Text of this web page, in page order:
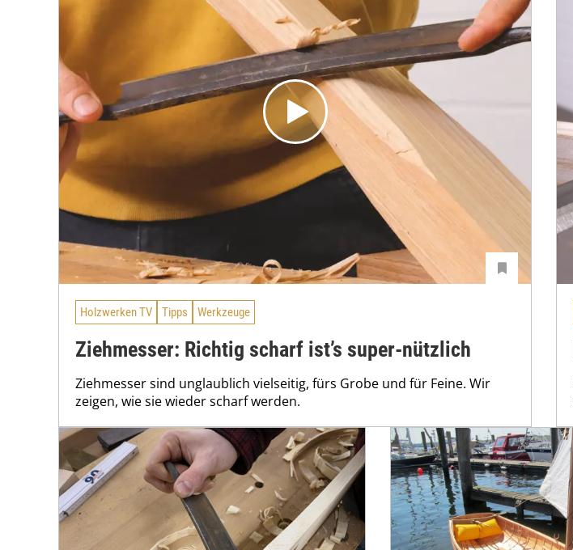
Holzwerken TV Tipps Werkzeuge
Ziehmesser: Richtig scharf ist’s super-nützlich
Ziehmesser sind unglaublich vielseitig, fürs Grobe und für Feine. Wir
zeigen, wie sie wieder scharf werden.